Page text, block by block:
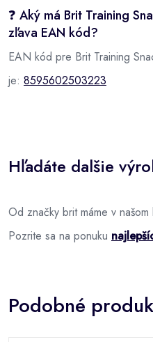
❓ Aký má Brit Training
zľava EAN kód?
EAN kód pre Brit Training
je: 8595602503223
Hľadáte dalšie
Od značky brit máme v
Pozrite sa na ponuku
Podobné